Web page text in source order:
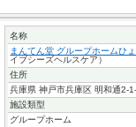
名称
まんてん堂 グループホームひ
イブシーズヘルスケア）
住所
兵庫県 神戸市兵庫区 明和通2-
施設類型
グループホーム